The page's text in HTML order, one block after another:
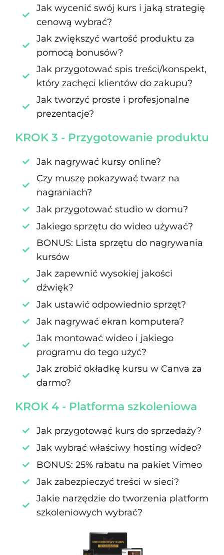
Jak wycenić swój kurs i jaką strategię
cenową wybrać?
Jak zwiększyć wartość produktu za
pomocą bonusów?
Jak przygotować spis treści/konspekt,
który zachęci klientów do zakupu?
Jak tworzyć proste i profesjonalne
prezentacje?
KROK 3 - Przygotowanie produktu
Jak nagrywać kursy online?
Czy muszę pokazywać twarz na
nagraniach?
Jak przygotować studio w domu?
Jakiego sprzętu do wideo używać?
BONUS: Lista sprzętu do nagrywania
kursów
Jak zapewnić wysokiej jakości
dźwięk?
Jak ustawić odpowiednio sprzęt?
Jak nagrywać ekran komputera?
Jak montować wideo i jakiego
programu do tego użyć?
Jak zrobić okładkę kursu w Canva za
darmo?
KROK 4 - Platforma szkoleniowa
Jak przygotować kurs do sprzedaży?
Jak wybrać właściwy hosting wideo?
BONUS: 25% rabatu na pakiet Vimeo
Jak zabezpieczyć treści w sieci?
Jakie narzędzie do tworzenia platform
szkoleniowych wybrać?